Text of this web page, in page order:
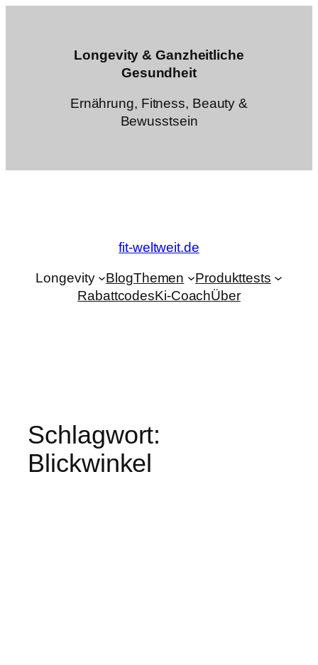
Longevity & Ganzheitliche
Gesundheit
Ernährung, Fitness, Beauty &
Bewusstsein
fit-weltweit.de
Longevity BlogThemen
Produkttests
RabattcodesKi-CoachÜber
Schlagwort:
Blickwinkel